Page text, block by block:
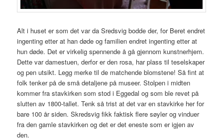
Alt i huset er som det var da Sredsvig bodde der, for Beret endret
ingenting etter at han døde og familien endret ingenting etter at
hun døde. Det er virkelig spennende å gå gjennom kunstnerhjem.
Dette var damestuen, derfor er den rosa, har plass til teselskaper
og pen utsikt. Legg merke til de matchende blomstene! Så fint at
folk tenker på de små detaljene på museer. Stolpen i midten
kommer fra stavkirken som stod i Eggedal og som ble revet på
slutten av 1800-tallet. Tenk så trist at det var en stavkirke her for
bare 100 år siden. Skredsvig fikk faktisk flere søyler og vinduer
fra den gamle stavkirken og det er det eneste som er igjen av
den.